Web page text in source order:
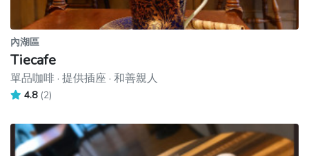
內湖區
Tiecafe
單品咖啡 · 提供插座 · 和善親人
4.8 (2)